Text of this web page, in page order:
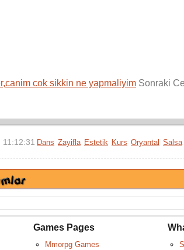
cok sikkin ne yapmaliyim Sonraki
11:12:31 Dans Zayifla Estetik Kurs Oryantal Salsa
Games Pages
Mmorpg Games